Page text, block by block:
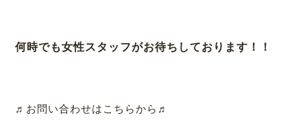
何時でも女性スタッフがお待ちしております！！
♬お問い合わせはこちらから♬